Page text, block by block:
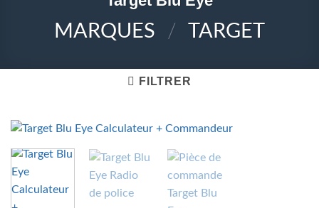
MARQUES / TARGET
FILTRER